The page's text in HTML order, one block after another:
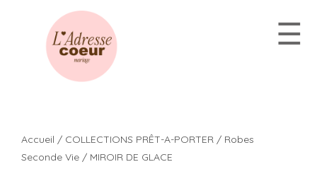
☰
Accueil / COLLECTIONS PRÊT-A-PORTER / Robes
Seconde Vie / MIROIR DE GLACE